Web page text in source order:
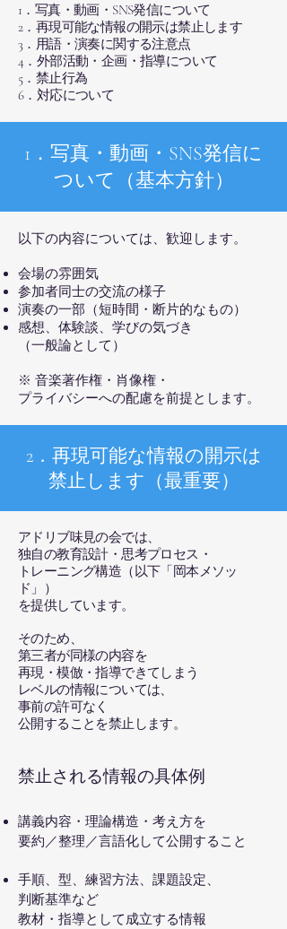
1．写真・動画・SNS発信について
2．再現可能な情報の開示は禁止します
3．用語・演奏に関する注意点
4．外部活動・企画・指導について
5．禁止行為
6．対応について
1．写真・動画・SNS発信に
ついて（基本方針）
以下の内容については、歓迎します。
会場の雰囲気
参加者同士の交流の様子
演奏の一部（短時間・断片的なもの）
感想、体験談、学びの気づき
（一般論として）
※ 音楽著作権・肖像権・
プライバシーへの配慮を前提とします。
2．再現可能な情報の開示は
禁止します（最重要）
アドリブ味見の会では、
独自の教育設計・思考プロセス・
トレーニング構造（以下「岡本メソッ
ド」）
を提供しています。
そのため、
第三者が同様の内容を
再現・模倣・指導できてしまう
レベルの情報については、
事前の許可なく
公開することを禁止します。
禁止される情報の具体例
講義内容・理論構造・考え方を
要約／整理／言語化して公開すること
手順、型、練習方法、課題設定、
判断基準など
教材・指導として成立する情報